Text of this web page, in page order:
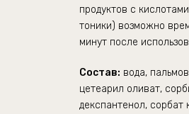
продуктов с
тоники) возможно
минут после
Состав: вода,
цетеарил оливат,
декспантенол,